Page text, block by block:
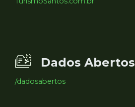
Dados Abertos
/dadosabertos